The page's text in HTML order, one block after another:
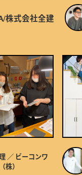
阿部 貴成 ／
G.labNIIGATA/
式会社全建
阿部 賢史 ／ ユアーズ
ハウス（三柏工業株式
会社）